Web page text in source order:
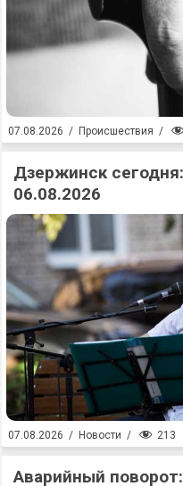
07.08.2026 / Происшествия /
Дзержинск
06.08.2026
07.08.2026 / Новости / 213
Аварийный